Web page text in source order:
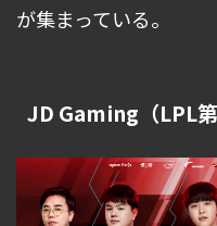
が集まっている。
JD Gaming（LPL第